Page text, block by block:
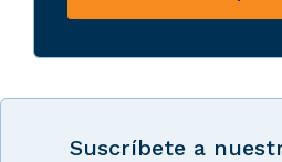
Suscríbete a